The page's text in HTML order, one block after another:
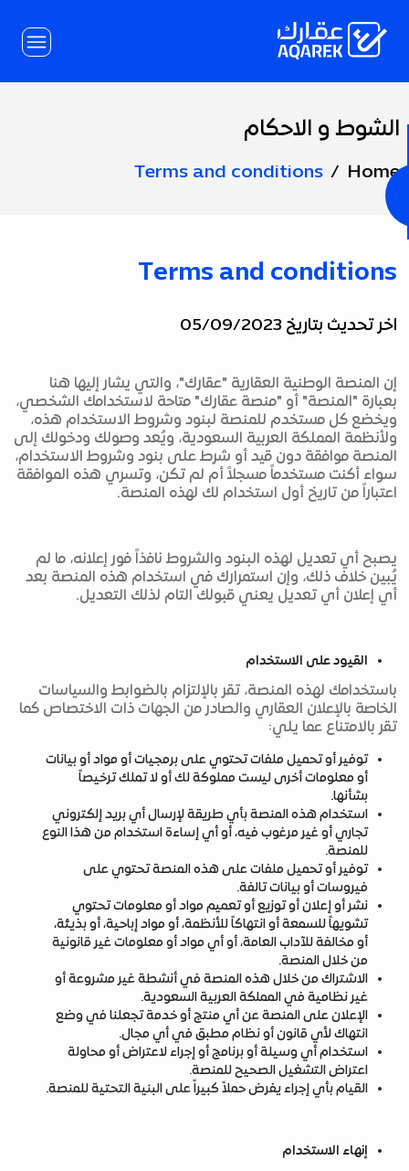
Page
الشوط و الاحكام
Home
Terms and conditions
Terms and conditions
اخر تحديث بتاريخ 05/09/2023
إن المنصة الوطنية العقارية "عقارك"، والتي يشار إليها هنا
بعبارة "المنصة" أو "منصة عقارك" متاحة لاستخدامك الشخصي،
ويخضع كل مستخدم للمنصة لبنود وشروط الاستخدام هذه،
ولأنظمة المملكة العربية السعودية، ويُعد وصولك ودخولك إلى
المنصة موافقة دون قيد أو شرط على بنود وشروط الاستخدام،
سواء أكنت مستخدماً مسجلاً أم لم تكن، وتسري هذه الموافقة
اعتباراً من تاريخ أول استخدام لك لهذه المنصة.
يصبح أي تعديل لهذه البنود والشروط نافذاً فور إعلانه، ما لم
يُبين خلاف ذلك، وإن استمرارك في استخدام هذه المنصة بعد
أي إعلان أي تعديل يعني قبولك التام لذلك التعديل.
القيود على الاستخدام
باستخدامك لهذه المنصة، تقر بالإلتزام بالضوابط والسياسات
الخاصة بالإعلان العقاري والصادر من الجهات ذات الاختصاص كما
تقر بالامتناع عما يلي:
توفير أو تحميل ملفات تحتوي على برمجيات أو مواد أو بيانات
أو معلومات أخرى ليست مملوكة لك أو لا تملك ترخيصاً
بشأنها.
استخدام هذه المنصة بأي طريقة لإرسال أي بريد إلكتروني
تجاري أو غير مرغوب فيه، أو أي إساءة استخدام من هذا النوع
للمنصة.
توفير أو تحميل ملفات على هذه المنصة تحتوي على
فيروسات أو بيانات تالفة.
نشر أو إعلان أو توزيع أو تعميم مواد أو معلومات تحتوي
تشويهاً للسمعة أو انتهاكاً للأنظمة، أو مواد إباحية، أو بذيئة،
أو مخالفة للآداب العامة، أو أي مواد أو معلومات غير قانونية
من خلال المنصة.
الاشتراك من خلال هذه المنصة في أنشطة غير مشروعة أو
غير نظامية في المملكة العربية السعودية.
الإعلان على المنصة عن أي منتج أو خدمة تجعلنا في وضع
انتهاك لأي قانون أو نظام مطبق في أي مجال.
استخدام أي وسيلة أو برنامج أو إجراء لاعتراض أو محاولة
اعتراض التشغيل الصحيح للمنصة.
القيام بأي إجراء يفرض حملاً كبيراً على البنية التحتية للمنصة.
إنهاء الاستخدام